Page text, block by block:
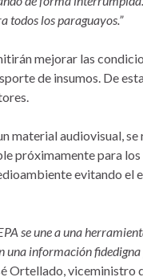
todos los paraguayos.”
mejorar las
de insumos. De
material audiovisual, se
próximamente para
evitando el
se une a una
una información
Ortellado, viceministro